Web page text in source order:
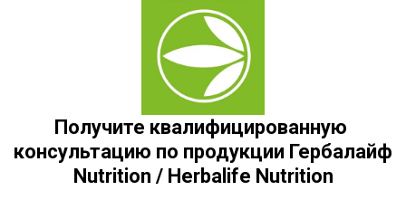
Получите квалифицированную
консультацию по продукции Гербалайф
Nutrition / Herbalife Nutrition